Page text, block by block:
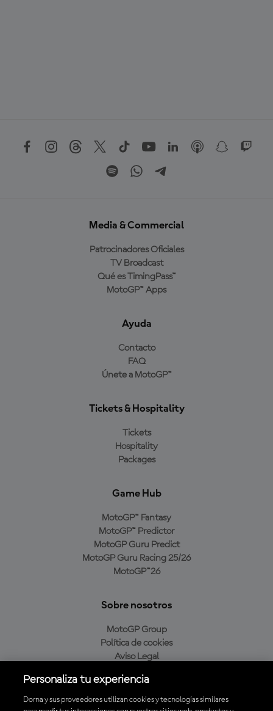
Media & Commercial
Patrocinadores Oficiales
TV Broadcast
Qué es TimingPass™
MotoGP™ Apps
Ayuda
Contacto
FAQ
Únete a MotoGP™
Tickets & Hospitality
Tickets
Hospitality
Packages
Game Hub
MotoGP™ Fantasy
MotoGP™ Predictor
MotoGP Guru Predict
MotoGP Guru Racing 25/26
MotoGP™26
Sobre nosotros
MotoGP Group
Política de cookies
Aviso Legal
Política de compra
Personaliza tu experiencia
Dorna y sus proveedores utilizan cookies y tecnologías similares